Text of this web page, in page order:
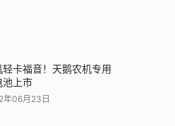
轻卡福音！天鹅农机专用
池上市
年06月23日